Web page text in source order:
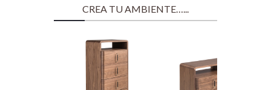
CREA TU AMBIENTE…...